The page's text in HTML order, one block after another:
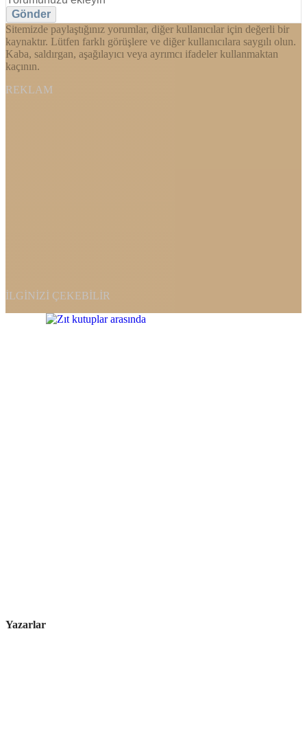
Gönder
Sitemizde paylaştığınız yorumlar, diğer kullanıcılar için değerli bir
kaynaktır. Lütfen farklı görüşlere ve diğer kullanıcılara saygılı olun.
Kaba, saldırgan, aşağılayıcı veya ayrımcı ifadeler kullanmaktan
kaçının.
REKLAM
İLGINIZI ÇEKEBILIR
Yazarlar